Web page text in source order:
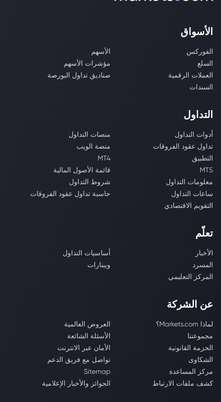
الأسواق
الفوركس
الأسهم
السلع
مؤشرات الأسهم
العملات الرقمية
صناديق تداول البورصة
السندات
التداول
أدوات التداول
منصات التداول
تداول عقود الفروقات
منصة الويب
التطبيق
MT4
MT5
قائمة الأصول المالية
معلومات التداول
شروط التداول
ساعات التداول
حاسبة تداول عقود الفروقات
التقويم الاقتصادي
تعلّم
الأخبار
أساسيات التداول
المسرد
ويبنارات
المركز التعليمي
عن الشركة
لماذا Markets.com؟
العروض العالمية
مجموعتنا
الأسئلة الشائعة
الحزمة القانونية
الأمان عبر الانترنت
الشكاوى
تواصل مع فريق الدعم
مركز المساعدة
Sitemap
كشف ملفات الارتباط
الجوائز والأخبار الإعلامية